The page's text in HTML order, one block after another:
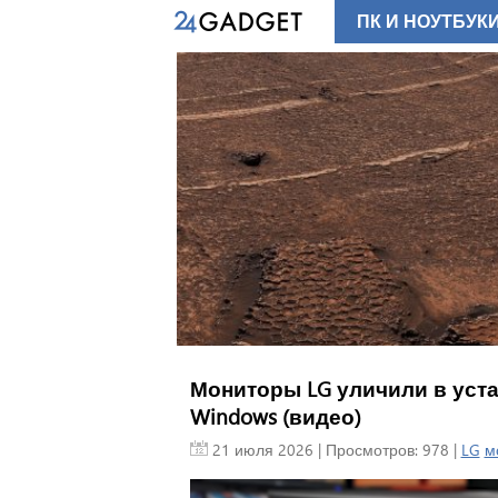
Мониторы LG уличили в
Windows (видео)
21 июля 2026 | Просмотров: 978 | LG
ПК И НОУТБУКИ